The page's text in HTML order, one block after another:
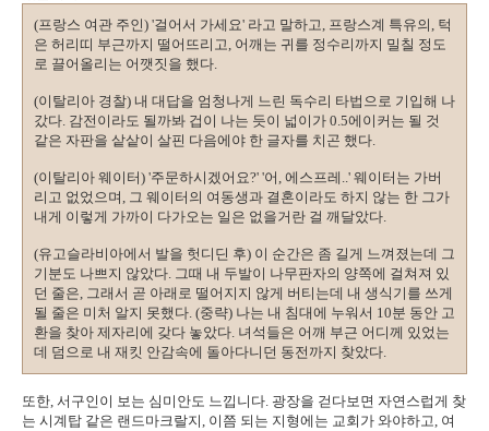
(프랑스 여관 주인) '걸어서 가세요' 라고 말하고, 프랑스계 특유의, 턱
은 허리띠 부근까지 떨어뜨리고, 어깨는 귀를 정수리까지 밀칠 정도
로 끌어올리는 어깻짓을 했다.
(이탈리아 경찰) 내 대답을 엄청나게 느린 독수리 타법으로 기입해 나
갔다. 감전이라도 될까봐 겁이 나는 듯이 넓이가 0.5에이커는 될 것
같은 자판을 샅샅이 살핀 다음에야 한 글자를 치곤 했다.
(이탈리아 웨이터) '주문하시겠어요?' '어, 에스프레..' 웨이터는 가버
리고 없었으며, 그 웨이터의 여동생과 결혼이라도 하지 않는 한 그가
내게 이렇게 가까이 다가오는 일은 없을거란 걸 깨달았다.
(유고슬라비아에서 발을 헛디딘 후) 이 순간은 좀 길게 느껴졌는데 그
기분도 나쁘지 않았다. 그때 내 두발이 나무판자의 양쪽에 걸쳐져 있
던 줄은, 그래서 곧 아래로 떨어지지 않게 버티는데 내 생식기를 쓰게
될 줄은 미처 알지 못했다. (중략) 나는 내 침대에 누워서 10분 동안 고
환을 찾아 제자리에 갖다 놓았다. 녀석들은 어깨 부근 어디께 있었는
데 덤으로 내 재킷 안감속에 돌아다니던 동전까지 찾았다.
또한, 서구인이 보는 심미안도 느낍니다. 광장을 걷다보면 자연스럽게 찾
는 시계탑 같은 랜드마크랄지, 이쯤 되는 지형에는 교회가 와야하고, 여